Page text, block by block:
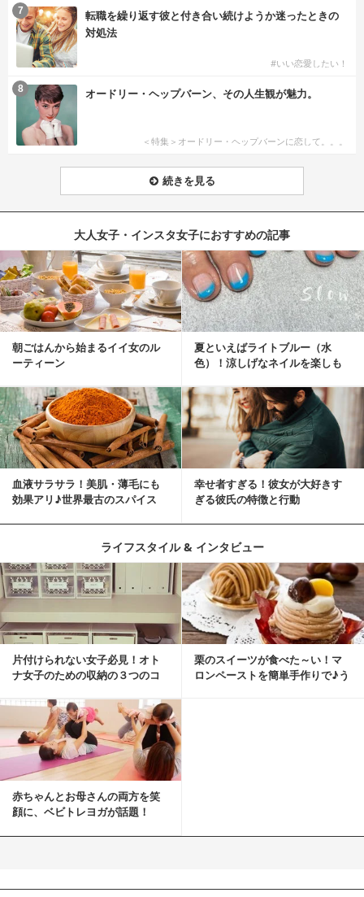
転職を繰り返す彼と付き合い続けようか迷ったときの
対処法
#いい恋愛したい！
7
オードリー・ヘップバーン、その人生観が魅力。
＜特集＞オードリー・ヘップバーンに恋して。。。
8
続きを見る
大人女子・インスタ女子におすすめの記事
朝ごはんから始まるイイ女のル
ーティーン
夏といえばライトブルー（水
色）！涼しげなネイルを楽しも
血液サラサラ！美肌・薄毛にも
効果アリ♪世界最古のスパイス
幸せ者すぎる！彼女が大好きす
ぎる彼氏の特徴と行動
ライフスタイル & インタビュー
片付けられない女子必見！オト
ナ女子のための収納の３つのコ
栗のスイーツが食べた～い！マ
ロンペーストを簡単手作りで♪う
赤ちゃんとお母さんの両方を笑
顔に、ベビトレヨガが話題！